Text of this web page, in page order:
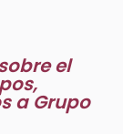
el
a Grupo